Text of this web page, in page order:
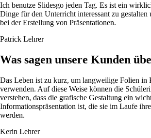
Ich benutze Slidesgo jeden Tag. Es ist ein
Dinge für den Unterricht interessant zu gestalten
bei der Erstellung von Präsentationen.
Patrick Lehrer
Was sagen unsere Kunden
Das Leben ist zu kurz, um langweilige Folien in
verwenden. Auf diese Weise können die
verstehen, dass die grafische Gestaltung ein
Informationspräsentation ist, die sie im Laufe
werden.
Kerin Lehrer